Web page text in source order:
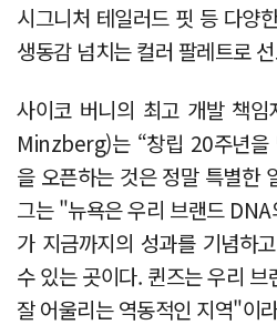
시그니처 테일러드 핏 등 다양
생동감 넘치는 컬러 팔레트로
사이코 버니의 최고 개발 책
Minzberg)는 “창립 20주년을
을 오픈하는 것은 정말 특별한
그는 "뉴욕은 우리 브랜드
가 지금까지의 성과를 기념하
수 있는 곳이다. 퀸즈는 우리
잘 어울리는 역동적인 지역"이